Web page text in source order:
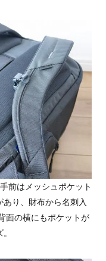
前はメッシュポケット
り、財布から名刺入
面の横にもポケットが